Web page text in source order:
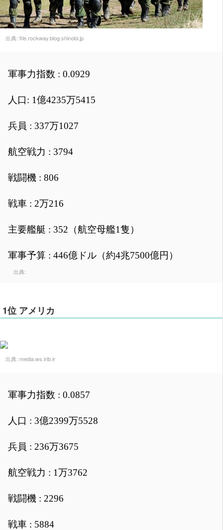
出典: file.rockway.blog.shinobi.jp
軍事力指数 : 0.0929
人口: 1億4235万5415
兵員 : 337万1027
航空戦力 : 3794
戦闘機 : 806
戦車 : 2万216
主要艦艇 : 352（航空母艦1隻）
軍事予算 : 446億ドル（約4兆7500億円）
出典:
1位 アメリカ
出典: media.ws.irib.ir
軍事力指数 : 0.0857
人口 : 3億2399万5528
兵員 : 236万3675
航空戦力 : 1万3762
戦闘機 : 2296
戦車 : 5884